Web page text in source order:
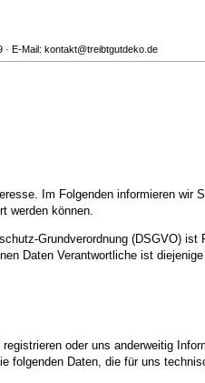
· E-Mail: kontakt@treibtgutdeko.de
Im Folgenden informieren wir
werden können.
Grundverordnung (DSGVO)
Daten Verantwortliche ist
oder uns anderweitig
folgenden Daten, die für uns